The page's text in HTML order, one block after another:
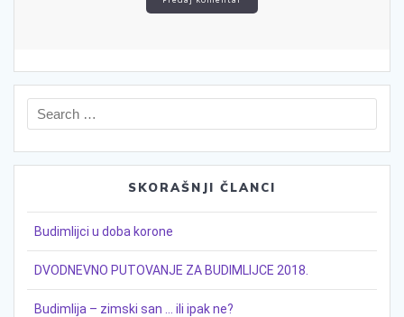
for:
SKORAŠNJI ČLANCI
Budimlijci u doba korone
DVODNEVNO PUTOVANJE ZA BUDIMLIJCE 2018.
Budimlija – zimski san … ili ipak ne?